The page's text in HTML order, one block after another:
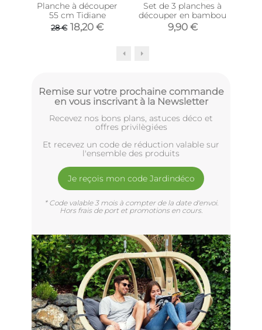
Planche à découper
55 cm Tidiane
28 € 18,20 €
Set de 3 planches à
découper en bambou
9,90 €
Remise sur votre prochaine commande
en vous inscrivant à la Newsletter
Recevez nos bons plans, astuces déco et
offres privilègiées
Et recevez un code de réduction valable sur
l'ensemble des produits
Je reçois mon code Jardindéco
* Code valable 3 mois à compter de la date d'envoi.
Hors frais de port et promotions en cours.